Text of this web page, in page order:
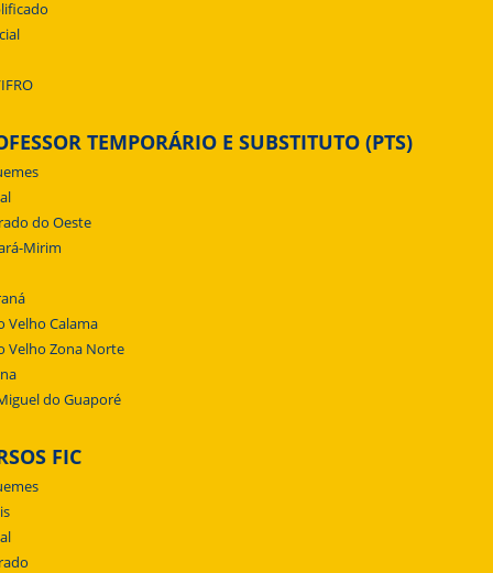
TEMPORÁRIO E SUBSTITUTO (PTS)
do Oeste
Mirim
Velho Calama
Velho Zona Norte
do Guaporé
FIC